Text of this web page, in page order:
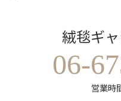
絨毯ギ
06-
営業時